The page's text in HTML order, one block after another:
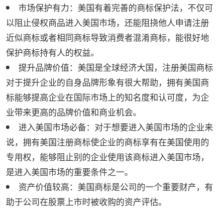
市场保护有力：美国有着完善的商标保护法，不仅可
以阻止侵权商品进入美国市场，还能阻挠他人申请注册
近似商标或者相同商标导致消费者混淆商标，能很好地
保护商标持有人的权益。
提升品牌价值：美国是全球经济大国，注册美国商标
对于提升企业的自身品牌形象有很大帮助，拥有美国商
标能够提高企业在国际市场上的知名度和认可度，为企
业带来更高的品牌价值和商业机会。
进入美国市场必备：对于想要进入美国市场的企业来
说，拥有美国注册商标使企业的商标享有在美国使用的
专用权，能够阻止别的企业使用该商标进入美国市场，
是进入美国市场的重要条件之一。
资产价值较高：美国商标是公司的一个重要财产，有
助于公司在股票上市时被收购的资产评估。